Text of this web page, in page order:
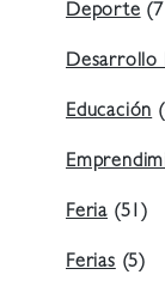
Deporte
Desarrollo
Educación
Feria (51)
Ferias (5)